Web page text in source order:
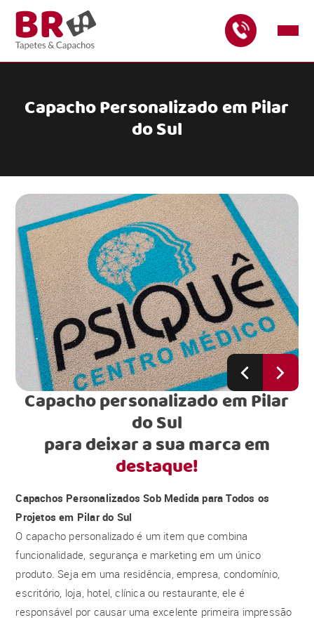
Capacho Personalizado em Pilar
do Sul
Capacho personalizado em Pilar
do Sul
para deixar a sua marca em
destaque!
Capachos Personalizados Sob Medida para Todos os
Projetos em Pilar do Sul
O capacho personalizado é um item que combina
funcionalidade, segurança e marketing em um único
produto. Seja em uma residência, empresa, condomínio,
escritório, loja, hotel, clínica ou restaurante, ele é
responsável por causar uma excelente primeira impressão